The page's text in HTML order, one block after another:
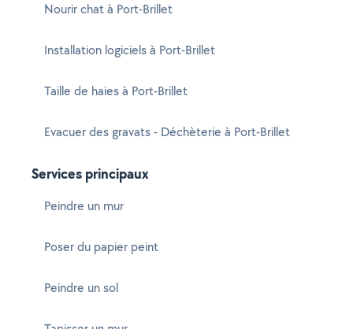
Nourir chat à Port-Brillet
Installation logiciels à Port-Brillet
Taille de haies à Port-Brillet
Evacuer des gravats - Déchèterie à Port-Brillet
Services principaux
Peindre un mur
Poser du papier peint
Peindre un sol